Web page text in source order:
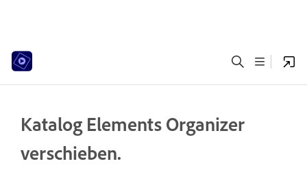
Katalog Elements Organizer
verschieben.